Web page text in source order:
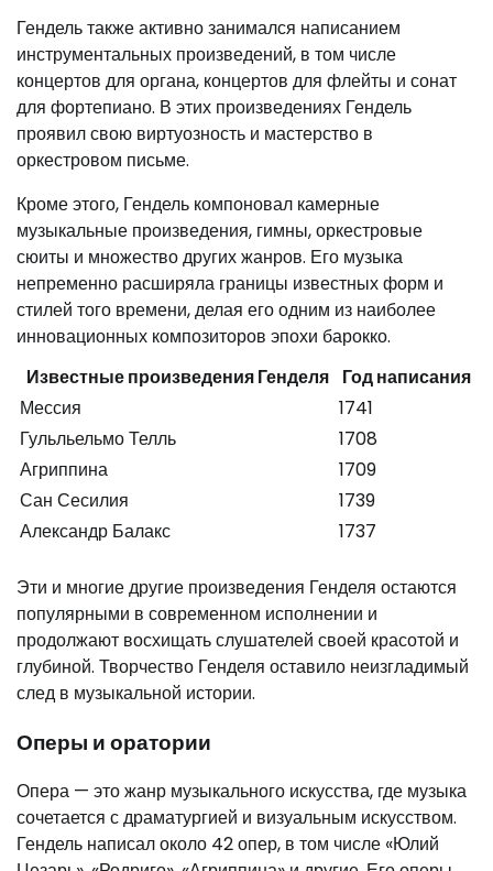
Гендель также активно занимался написанием
инструментальных произведений, в том числе
концертов для органа, концертов для флейты и сонат
для фортепиано. В этих произведениях Гендель
проявил свою виртуозность и мастерство в
оркестровом письме.
Кроме этого, Гендель компоновал камерные
музыкальные произведения, гимны, оркестровые
сюиты и множество других жанров. Его музыка
непременно расширяла границы известных форм и
стилей того времени, делая его одним из наиболее
инновационных композиторов эпохи барокко.
Известные произведения Генделя Год написания
Мессия
1741
Гульльельмо Телль
1708
Агриппина
1709
Сан Сесилия
1739
Александр Балакс
1737
Эти и многие другие произведения Генделя остаются
популярными в современном исполнении и
продолжают восхищать слушателей своей красотой и
глубиной. Творчество Генделя оставило неизгладимый
след в музыкальной истории.
Оперы и оратории
Опера — это жанр музыкального искусства, где музыка
сочетается с драматургией и визуальным искусством.
Гендель написал около 42 опер, в том числе «Юлий